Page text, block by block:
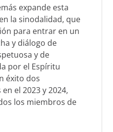
expande esta
la sinodalidad, que
para entrar en un
y diálogo de
y de
por el Espíritu
éxito dos
el 2023 y 2024,
los miembros de